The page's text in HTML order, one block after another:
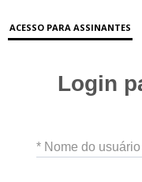
ACESSO PARA ASSINANTES
Login
* Nome do usuário